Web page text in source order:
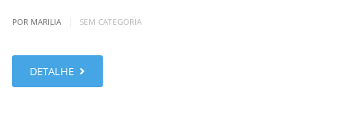
POR MARILIA SEM CATEGORIA
DETALHE